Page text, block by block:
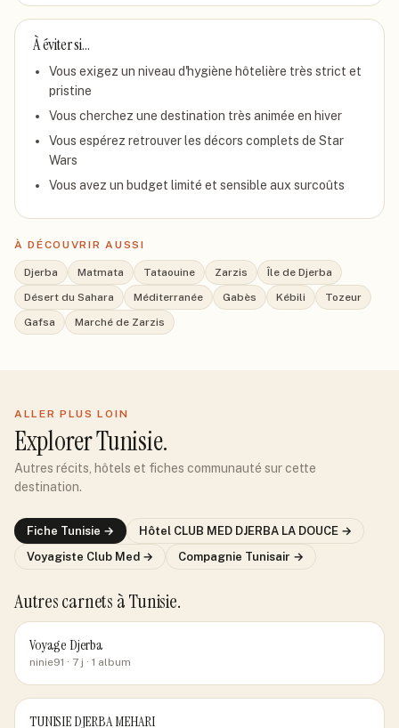
À éviter si…
Vous exigez un niveau d'hygiène hôtelière très strict et
pristine
Vous cherchez une destination très animée en hiver
Vous espérez retrouver les décors complets de Star
Wars
Vous avez un budget limité et sensible aux surcoûts
À DÉCOUVRIR AUSSI
Djerba Matmata Tataouine Zarzis
Île de Djerba
Désert du Sahara
Méditerranée Gabès Kébili
Tozeur
Gafsa
Marché de Zarzis
ALLER PLUS LOIN
ExplorerTunisie.
Autres récits, hôtels et fiches communauté sur cette
destination.
Fiche Tunisie → Hôtel CLUB MED DJERBA LA DOUCE →
Voyagiste Club Med → Compagnie Tunisair →
Autres carnets à Tunisie.
Voyage Djerba
ninie91 · 7 j · 1 album
TUNISIE DJERBA MEHARI